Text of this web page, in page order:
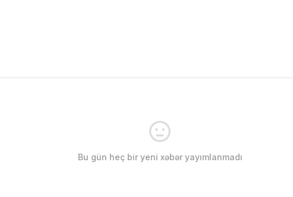
Bu gün heç bir yeni xəbər yayımlanmadı